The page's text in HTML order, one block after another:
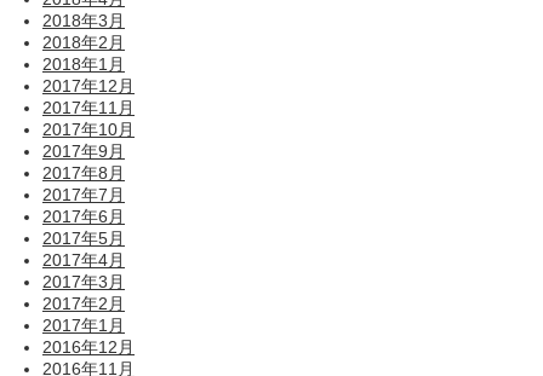
2018年3月
2018年2月
2018年1月
2017年12月
2017年11月
2017年10月
2017年9月
2017年8月
2017年7月
2017年6月
2017年5月
2017年4月
2017年3月
2017年2月
2017年1月
2016年12月
2016年11月